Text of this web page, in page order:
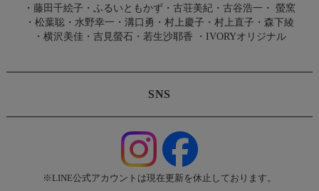
・ 藤田千絵子 ・ ふるいともかず ・ 古荘美紀 ・ 古谷浩一 ・
螢窯
・ 松葉聡 ・ 水野幸一 ・ 溝口勇 ・ 村上慶子 ・ 村上直子 ・ 森下綾
・ 横沢美佳 ・ 吉見螢石・ 若生沙耶香 ・ IVORYオリジナル
SNS
※LINE公式アカウントは現在更新を休止しております。